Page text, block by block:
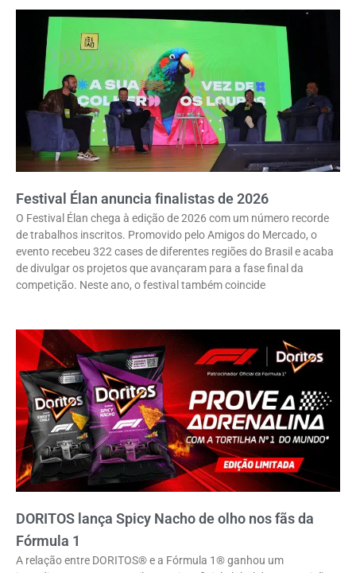
Festival Élan anuncia finalistas de 2026
O Festival Élan chega à edição de 2026 com um número recorde
de trabalhos inscritos. Promovido pelo Amigos do Mercado, o
evento recebeu 322 cases de diferentes regiões do Brasil e acaba
de divulgar os projetos que avançaram para a fase final da
competição. Neste ano, o festival também coincide
DORITOS lança Spicy Nacho de olho nos fãs da
Fórmula 1
A relação entre DORITOS® e a Fórmula 1® ganhou um